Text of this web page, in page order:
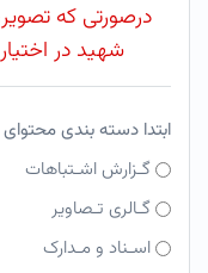
درصورتی که
شهید در
ابتدا دسته بندی
گـزارش اشـتباهات
گـالری تـصاویر
اسـناد و مـدارک